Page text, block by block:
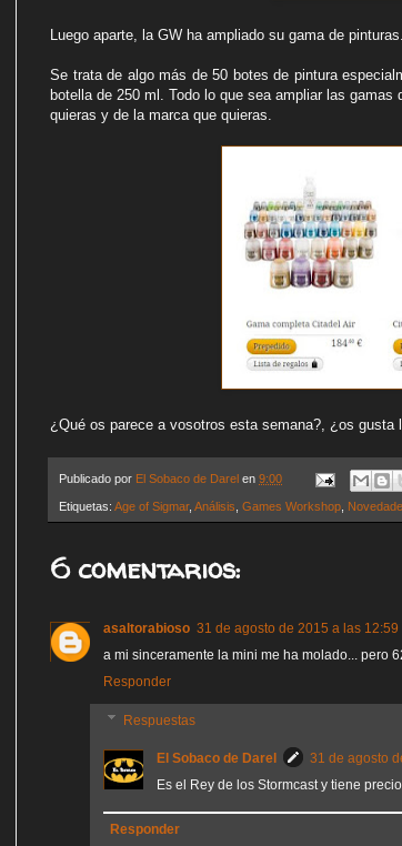
Luego aparte, la GW ha ampliado su gama de pinturas.
Se trata de algo más de 50 botes de pintura
botella de 250 ml. Todo lo que sea ampliar las
quieras y de la marca que quieras.
¿Qué os parece a vosotros esta semana?, ¿os gusta
Publicado por El Sobaco de Darel en 9:00
Etiquetas: Age of Sigmar, Análisis Games Workshop
6 comentarios:
asaltorabioso 31 de agosto de 2015 a las 12:59
a mi sinceramente la mini me ha molado... pero
Responder
Respuestas
El Sobaco de Darel
31 de agosto
Es el Rey de los Stormcast y tiene
Responder